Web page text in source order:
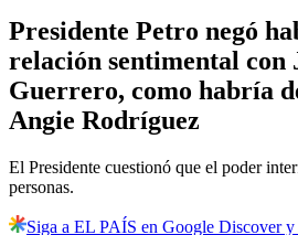
Presidente Petro negó
relación sentimental con
Guerrero, como habría
Angie Rodríguez
El Presidente cuestionó que el poder
personas.
Siga a EL PAÍS en Google Discover y